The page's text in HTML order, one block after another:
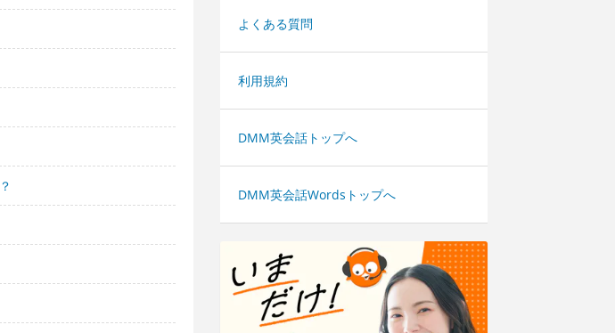
よくある質問
利用規約
DMM英会話トップへ
DMM英会話Wordsトップへ